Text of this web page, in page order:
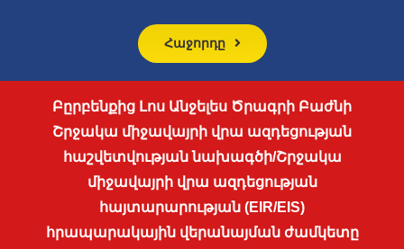
Հաջորդը
Բըրբենքից Լոս Անջելես Ծրագրի Բաժնի
Շրջակա միջավայրի վրա ազդեցության
հաշվետվության նախագծի/Շրջակա
միջավայրի վրա ազդեցության
հայտարարության (EIR/EIS)
հրապարակային վերանայման ժամկետը